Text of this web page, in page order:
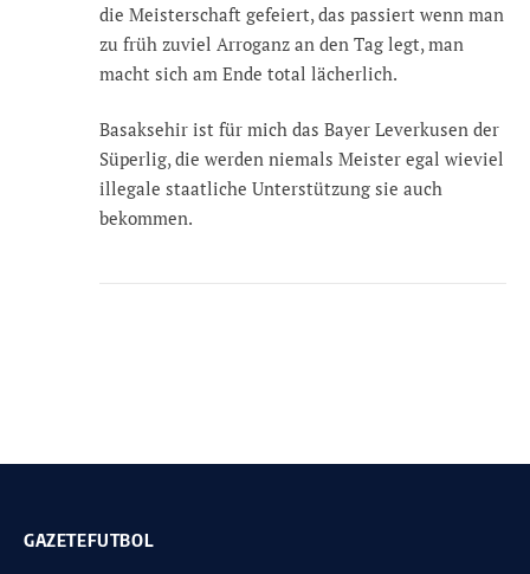
die Meisterschaft gefeiert, das passiert wenn man
zu früh zuviel Arroganz an den Tag legt, man
macht sich am Ende total lächerlich.
Basaksehir ist für mich das Bayer Leverkusen der
Süperlig, die werden niemals Meister egal wieviel
illegale staatliche Unterstützung sie auch
bekommen.
GAZETEFUTBOL